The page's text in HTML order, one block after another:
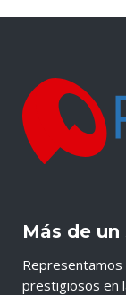
Más de
prestigiosos en